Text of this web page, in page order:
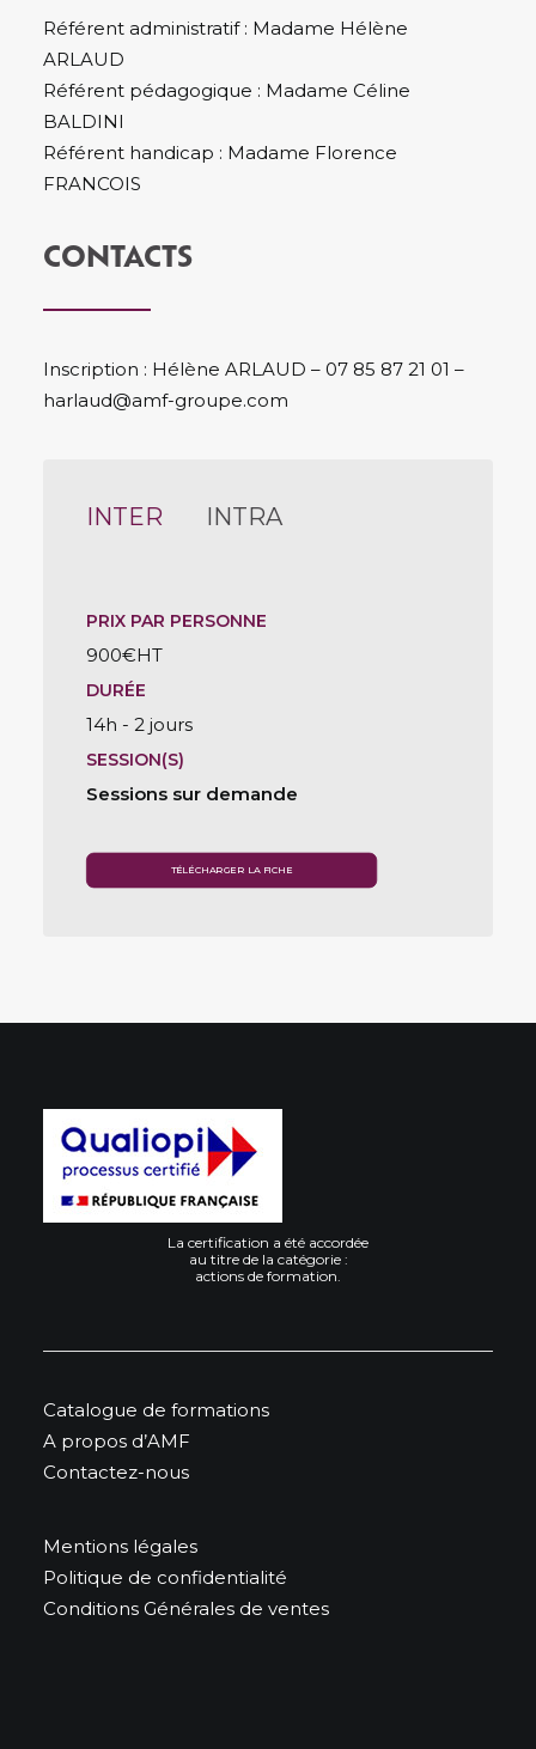
Référent administratif : Madame Hélène
ARLAUD
Référent pédagogique : Madame Céline
BALDINI
Référent handicap : Madame Florence
FRANCOIS
CONTACTS
Inscription : Hélène ARLAUD – 07 85 87 21 01 –
harlaud@amf-groupe.com
INTER INTRA
PRIX PAR PERSONNE
900€HT
DURÉE
14h - 2 jours
SESSION(S)
Sessions sur demande
TÉLÉCHARGER LA FICHE
La certification a été accordée
au titre de la catégorie :
actions de formation.
Catalogue de formations
A propos d’AMF
Contactez-nous
Mentions légales
Politique de confidentialité
Conditions Générales de ventes